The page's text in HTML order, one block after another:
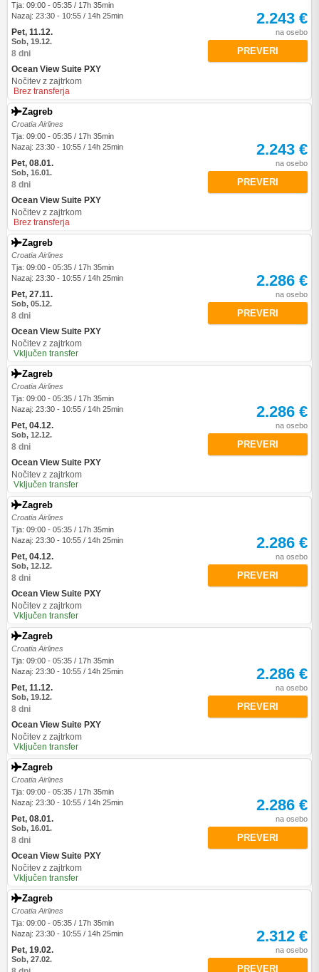
Tja: 09:00 - 05:35 / 17h 35min
Nazaj: 23:30 - 10:55 / 14h 25min
Pet, 11.12.
Sob, 19.12.
8 dni
Ocean View Suite PXY
Nočitev z zajtrkom
Brez transferja
2.243 €
na osebo
PREVERI
Zagreb
Croatia Airlines
Tja: 09:00 - 05:35 / 17h 35min
Nazaj: 23:30 - 10:55 / 14h 25min
Pet, 08.01.
Sob, 16.01.
8 dni
Ocean View Suite PXY
Nočitev z zajtrkom
Brez transferja
2.243 €
na osebo
PREVERI
Zagreb
Croatia Airlines
Tja: 09:00 - 05:35 / 17h 35min
Nazaj: 23:30 - 10:55 / 14h 25min
Pet, 27.11.
Sob, 05.12.
8 dni
Ocean View Suite PXY
Nočitev z zajtrkom
Vključen transfer
2.286 €
na osebo
PREVERI
Zagreb
Croatia Airlines
Tja: 09:00 - 05:35 / 17h 35min
Nazaj: 23:30 - 10:55 / 14h 25min
Pet, 04.12.
Sob, 12.12.
8 dni
Ocean View Suite PXY
Nočitev z zajtrkom
Vključen transfer
2.286 €
na osebo
PREVERI
Zagreb
Croatia Airlines
Tja: 09:00 - 05:35 / 17h 35min
Nazaj: 23:30 - 10:55 / 14h 25min
Pet, 04.12.
Sob, 12.12.
8 dni
Ocean View Suite PXY
Nočitev z zajtrkom
Vključen transfer
2.286 €
na osebo
PREVERI
Zagreb
Croatia Airlines
Tja: 09:00 - 05:35 / 17h 35min
Nazaj: 23:30 - 10:55 / 14h 25min
Pet, 11.12.
Sob, 19.12.
8 dni
Ocean View Suite PXY
Nočitev z zajtrkom
Vključen transfer
2.286 €
na osebo
PREVERI
Zagreb
Croatia Airlines
Tja: 09:00 - 05:35 / 17h 35min
Nazaj: 23:30 - 10:55 / 14h 25min
Pet, 08.01.
Sob, 16.01.
8 dni
Ocean View Suite PXY
Nočitev z zajtrkom
Vključen transfer
2.286 €
na osebo
PREVERI
Zagreb
Croatia Airlines
Tja: 09:00 - 05:35 / 17h 35min
Nazaj: 23:30 - 10:55 / 14h 25min
Pet, 19.02.
Sob, 27.02.
2.312 €
na osebo
PREVERI